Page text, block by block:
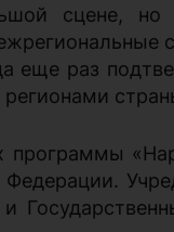
сцене, но
еще раз
программы